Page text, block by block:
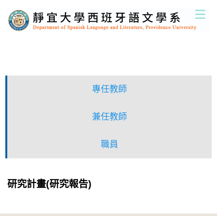
到
主
專任教師
兼任教師
職員
研究計畫(研究報告)